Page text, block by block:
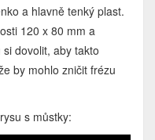
a hlavně tenký plast.
120 x 80 mm a
dovolit, aby takto
by mohlo zničit frézu
s můstky: